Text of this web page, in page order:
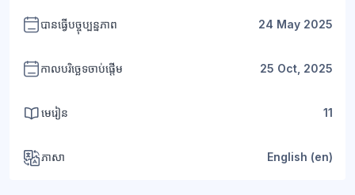
បានធ្វើបច្ចុប្បន្នភាព 24 May 2025
កាលបរិច្ឆេទចាប់ផ្តើម 25 Oct, 2025
មេរៀន 11
ភាសា English ‎(en)‎